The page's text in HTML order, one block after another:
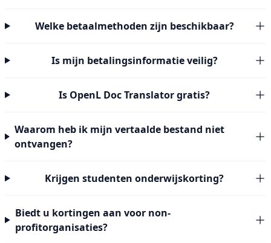
Welke betaalmethoden zijn beschikbaar?
Is mijn betalingsinformatie veilig?
Is OpenL Doc Translator gratis?
Waarom heb ik mijn vertaalde bestand niet
ontvangen?
Krijgen studenten onderwijskorting?
Biedt u kortingen aan voor non-
profitorganisaties?